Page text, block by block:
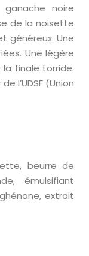
noire
de la noisette
généreux. Une
Une légère
finale torride.
l’UDSF (Union
beurre de
émulsifiant
extrait